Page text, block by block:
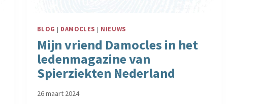
BLOG | DAMOCLES | NIEUWS
Mijn vriend Damocles in het
ledenmagazine van
Spierziekten Nederland
26 maart 2024